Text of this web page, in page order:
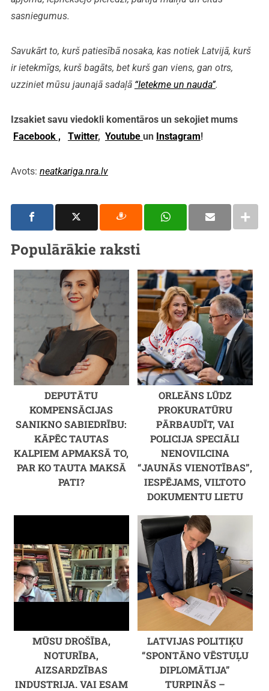
sasniegumus.
Savukārt to, kurš patiesībā nosaka, kas notiek Latvijā, kurš
ir ietekmīgs, kurš bagāts, bet kurš gan viens, gan otrs,
uzziniet mūsu jaunajā sadaļā “Ietekme un nauda”.
Izsakiet savu viedokli komentāros un sekojiet mums
Facebook ,
Twitter, Youtube un Instagram!
Avots: neatkariga.nra.lv
Populārākie raksti
DEPUTĀTU
KOMPENSĀCIJAS
SANIKNO SABIEDRĪBU:
KĀPĒC TAUTAS
KALPIEM APMAKSĀ TO,
PAR KO TAUTA MAKSĀ
PATI?
ORLEĀNS LŪDZ
PROKURATŪRU
PĀRBAUDĪT, VAI
POLICIJA SPECIĀLI
NENOVILCINA
“JAUNĀS VIENOTĪBAS”,
IESPĒJAMS, VILTOTO
DOKUMENTU LIETU
MŪSU DROŠĪBA,
NOTURĪBA,
AIZSARDZĪBAS
INDUSTRIJA. VAI ESAM
LATVIJAS POLITIĶU
“SPONTĀNO VĒSTUĻU
DIPLOMĀTIJA”
TURPINĀS –